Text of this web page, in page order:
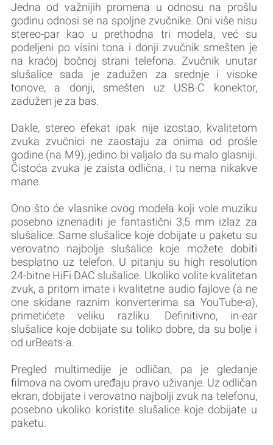
Jedna od važnijih promena u odnosu na prošlu
godinu odnosi se na spoljne zvučnike. Oni više nisu
stereo-par kao u prethodna tri modela, već su
podeljeni po visini tona i donji zvučnik smešten je
na kraćoj bočnoj strani telefona. Zvučnik unutar
slušalice sada je zadužen za srednje i visoke
tonove, a donji, smešten uz USB-C konektor,
zadužen je za bas.
Dakle, stereo efekat ipak nije izostao, kvalitetom
zvuka zvučnici ne zaostaju za onima od prošle
godine (na M9), jedino bi valjalo da su malo glasniji.
Čistoća zvuka je zaista odlična, i tu nema nikakve
mane.
Ono što će vlasnike ovog modela koji vole muziku
posebno iznenaditi je fantastični 3,5 mm izlaz za
slušalice. Same slušalice koje dobijate u paketu su
verovatno najbolje slušalice koje možete dobiti
besplatno uz telefon. U pitanju su high resolution
24-bitne HiFi DAC slušalice. Ukoliko volite kvalitetan
zvuk, a pritom imate i kvalitetne audio fajlove (a ne
one skidane raznim konverterima sa YouTube-a),
primetićete veliku razliku. Definitivno, in-ear
slušalice koje dobijate su toliko dobre, da su bolje i
od urBeats-a.
Pregled multimedije je odličan, pa je gledanje
filmova na ovom uređaju pravo uživanje. Uz odličan
ekran, dobijate i verovatno najbolji zvuk na telefonu,
posebno ukoliko koristite slušalice koje dobijate u
paketu.